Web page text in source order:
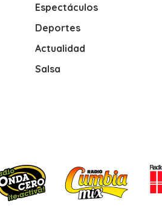
Espectáculos
Deportes
Actualidad
Salsa